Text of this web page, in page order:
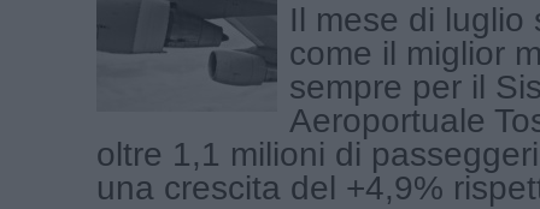
Il mese di luglio
come il miglior
sempre per il
Aeroportuale
oltre 1,1 milioni di
una crescita del +4,9%